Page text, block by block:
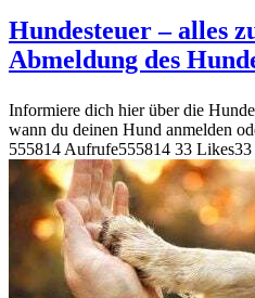
Hundesteuer – alles
Abmeldung des
Informiere dich hier über die
wann du deinen Hund anmelden
555814 Aufrufe555814 33 Likes33